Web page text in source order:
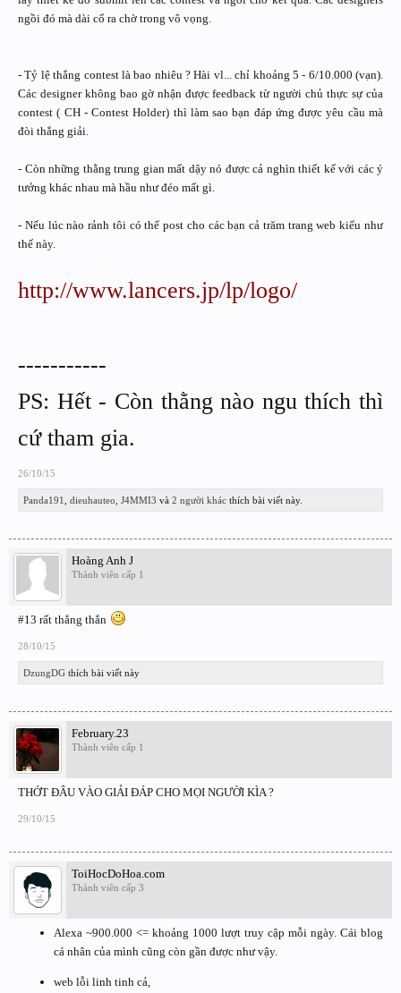
ngồi đó mà dài cổ ra chờ trong vô vọng.
- Tỷ lệ thắng contest là bao nhiêu ? Hài vl... chỉ khoảng 5 - 6/10.000 (vạn).
Các designer không bao gờ nhận được feedback từ người chủ thực sự của
contest ( CH - Contest Holder) thì làm sao bạn đáp ứng được yêu cầu mà
đòi thắng giải.
- Còn những thằng trung gian mất dậy nó được cả nghìn thiết kế với các ý
tưởng khác nhau mà hầu như đéo mất gì.
- Nếu lúc nào rảnh tôi có thể post cho các bạn cả trăm trang web kiểu như
thế này.
http://www.lancers.jp/lp/logo/
-----------
PS: Hết - Còn thằng nào ngu thích thì
cứ tham gia.
26/10/15
Panda191 dieuhauteo J4MMI3 và 2 người khác thích bài viết này.
Hoàng Anh J
Thành viên cấp 1
#13 rất thẳng thắn
28/10/15
DzungDG thích bài viết này
February.23
Thành viên cấp 1
THỚT ĐÂU VÀO GIẢI ĐÁP CHO MỌI NGƯỜI KÌA ?
29/10/15
ToiHocDoHoa.com
Thành viên cấp 3
Alexa ~900.000 <= khoảng 1000 lượt truy cập mỗi ngày. Cái blog
cá nhân của mình cũng còn gần được như vậy.
web lỗi linh tinh cả,